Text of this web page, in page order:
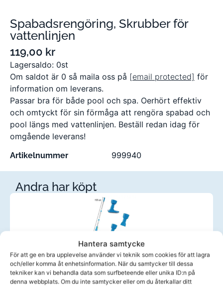
Hantera samtycke
För att ge en bra upplevelse använder vi teknik som cookies för att lagra
och/eller komma åt enhetsinformation. När du samtycker till dessa
tekniker kan vi behandla data som surfbeteende eller unika ID:n på
denna webbplats. Om du inte samtycker eller om du återkallar ditt
Spabadsrengöring, Skrubber för
vattenlinjen
119,00 kr
Lagersaldo: 0st
Om saldot är 0 så maila oss på [email protected] för
information om leverans.
Passar bra för både pool och spa. Oerhört effektiv
och omtyckt för sin förmåga att rengöra spabad och
pool längs med vattenlinjen. Beställ redan idag för
omgående leverans!
Artikelnummer 999940
Andra har köpt
Dammsugare för Spa och Pool – Vakuumsug
1 295,00 kr